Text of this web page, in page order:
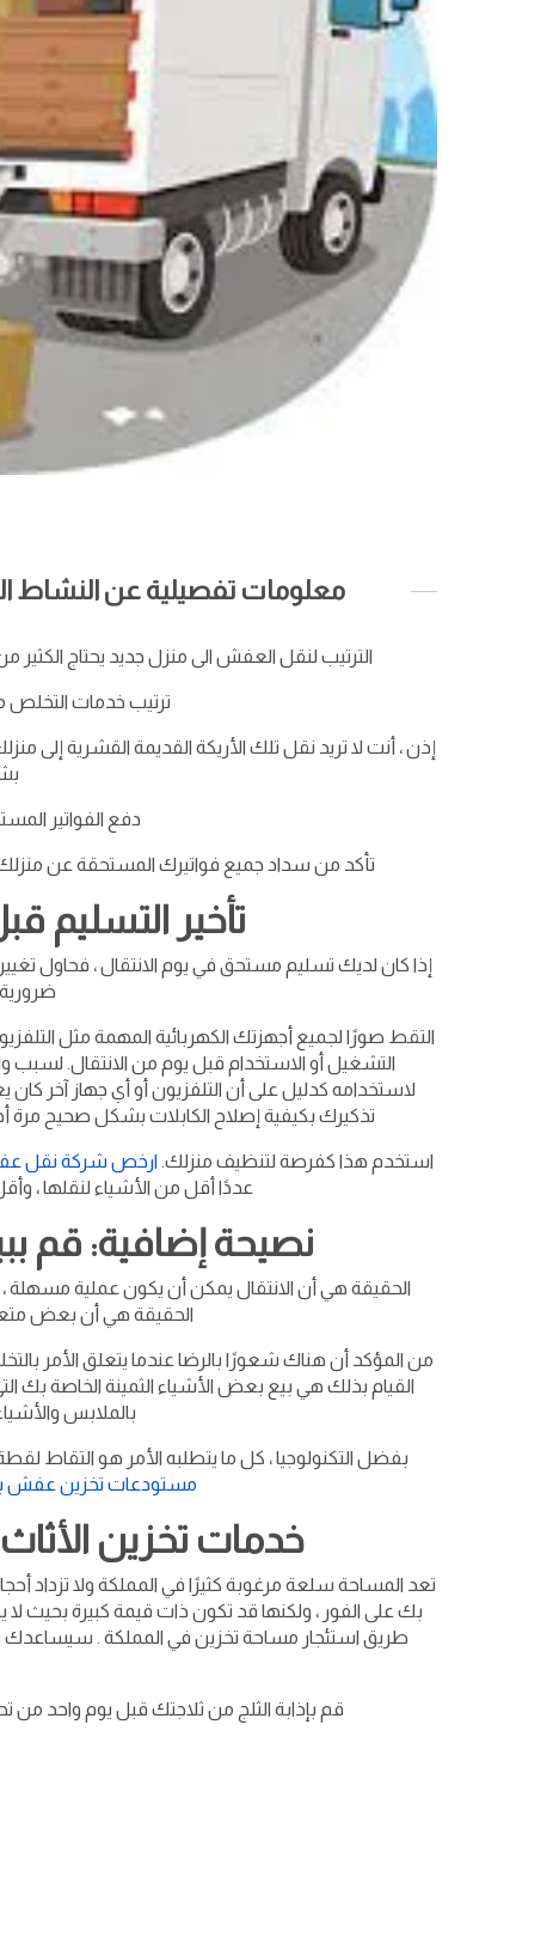
معلومات تفصيلية عن النشاط
الترتيب لنقل العفش الى منزل جديد يحتاج الكثير
ترتيب خدمات التخلص
إذن ، أنت لا تريد نقل تلك الأريكة القديمة القشرية إلى
دفع الفواتير
تأكد من سداد جميع فواتيرك المستحقة عن منزلك
تأخير التسليم
إذا كان لديك تسليم مستحق في يوم الانتقال ، فحاول
التقط صورًا لجميع أجهزتك الكهربائية المهمة مثل
التشغيل أو الاستخدام قبل يوم من الانتقال. لسبب
لاستخدامه كدليل على أن التلفزيون أو أي جهاز آخر
تذكيرك بكيفية إصلاح الكابلات بشكل صحيح
استخدم هذا كفرصة لتنظيف منزلك. ارخص شركة نقل
عددًا أقل من الأشياء لنقلها ،
نصيحة إضافية: قم
الحقيقة هي أن الانتقال يمكن أن يكون عملية مسهلة
الحقيقة هي أن بعض
من المؤكد أن هناك شعورًا بالرضا عندما يتعلق الأمر
القيام بذلك هي بيع بعض الأشياء الثمينة الخاصة
بالملابس
بفضل التكنولوجيا ، كل ما يتطلبه الأمر هو التقاط
مستودعات تخزين عفش
خدمات تخزين
تعد المساحة سلعة مرغوبة كثيرًا في المملكة ولا تزداد
بك على الفور ، ولكنها قد تكون ذات قيمة كبيرة
طريق استئجار مساحة تخزين في المملكة . سيساعدك
قم بإذابة الثلج من ثلاجتك قبل يوم واحد